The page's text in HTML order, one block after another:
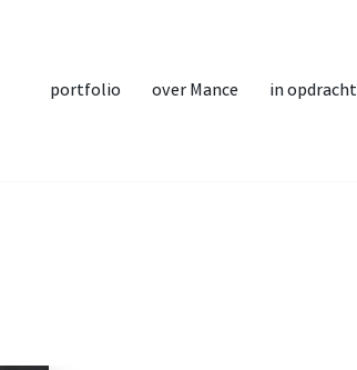
portfolio over Mance in opdracht